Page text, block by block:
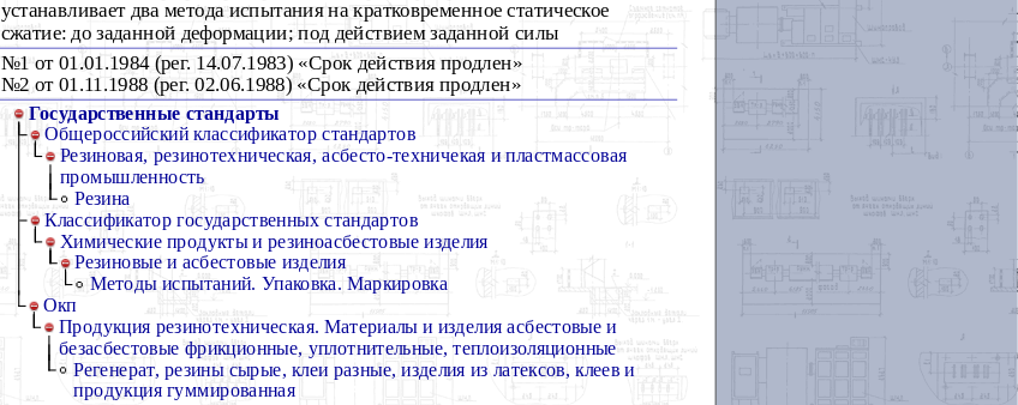
устанавливает два метода испытания на кратковременное статическое
сжатие: до заданной деформации; под действием заданной силы
№1 от 01.01.1984 (рег. 14.07.1983) «Срок действия продлен»
№2 от 01.11.1988 (рег. 02.06.1988) «Срок действия продлен»
Государственные стандарты
Общероссийский классификатор стандартов
Резиновая, резинотехническая, асбесто-техничекая и пластмассовая
промышленность
Резина
Классификатор государственных стандартов
Химические продукты и резиноасбестовые изделия
Резиновые и асбестовые изделия
Методы испытаний. Упаковка. Маркировка
Окп
Продукция резинотехническая. Материалы и изделия асбестовые и
безасбестовые фрикционные, уплотнительные, теплоизоляционные
Регенерат, резины сырые, клеи разные, изделия из латексов, клеев и
продукция гуммированная